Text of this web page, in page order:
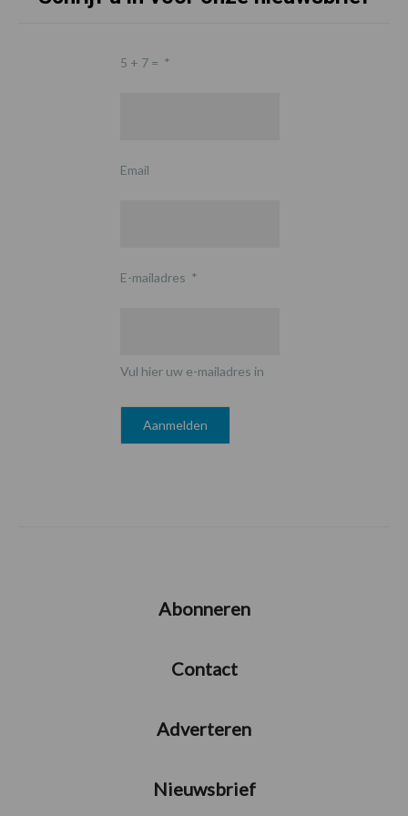
5 + 7 = *
Email
E-mailadres *
Vul hier uw e-mailadres in
Abonneren
Contact
Adverteren
Nieuwsbrief